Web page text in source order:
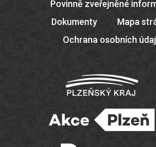
Povinně zveřejněné
Dokumenty
Mapa
Ochrana osobních